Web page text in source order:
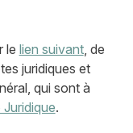
le lien suivant, de
juridiques et
qui sont à
Juridique.